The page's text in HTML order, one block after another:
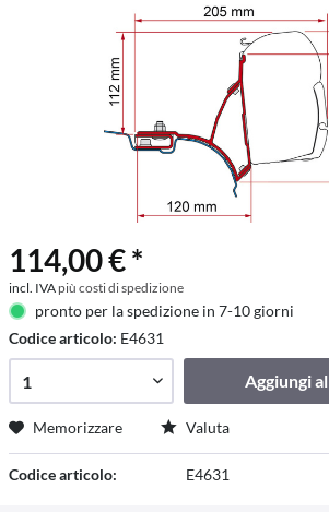
114,00 € *
incl. IVA più costi di spedizione
pronto per la spedizione in 7-10 giorni
Codice articolo: E4631
Aggiungi al
Memorizzare Valuta
Codice articolo: E4631